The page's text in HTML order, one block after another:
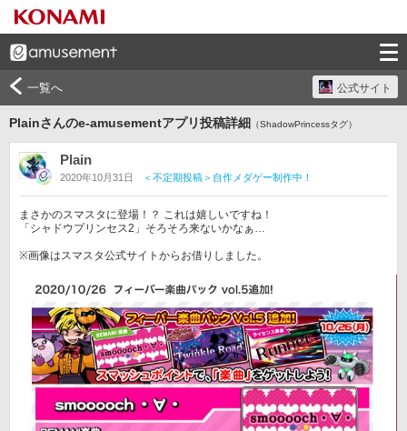
一覧へ 公式サイト
Plainさんのe-amusementアプリ投稿詳細 （ShadowPrincessタグ）
Plain
2020年10月31日 ＜不定期投稿＞自作メダゲー制作中！
まさかのスマスタに登場！？ これは嬉しいですね！
「シャドウプリンセス2」そろそろ来ないかなぁ…
※画像はスマスタ公式サイトからお借りしました。